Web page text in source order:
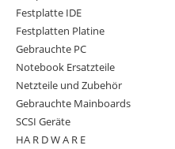
Festplatte IDE
Festplatten Platine
Gebrauchte PC
Notebook Ersatzteile
Netzteile und Zubehör
Gebrauchte Mainboards
SCSI Geräte
HA R D W A R E